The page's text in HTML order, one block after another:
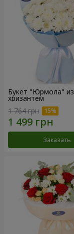
Букет "Юрмола"
хризантем
1 764 грн
Заказать